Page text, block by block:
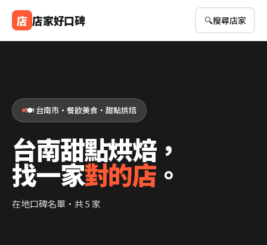
店 店家好口碑 🔍搜尋店家
🍽️ 台南市・餐飲美食・甜點烘焙
台南甜點烘焙，
找一家對的店。
在地口碑名單・共 5 家